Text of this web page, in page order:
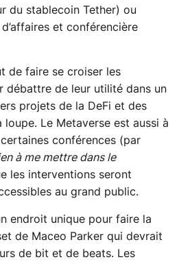
du stablecoin Tether) ou
et conférencière
de faire se croiser les
débattre de leur utilité dans un
projets de la DeFi et des
loupe. Le Metaverse est aussi à
certaines conférences (par
à me mettre dans le
les interventions seront
au grand public.
endroit unique pour faire la
de Maceo Parker qui devrait
de bit et de beats. Les